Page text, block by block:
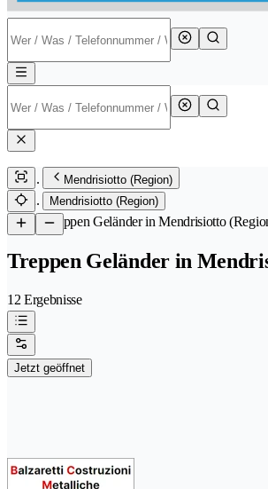
Mendrisiotto (Region)
Mendrisiotto (Region)
/Treppen Geländer in Mendrisiotto
Treppen Geländer in
12 Ergebnisse
Jetzt geöffnet